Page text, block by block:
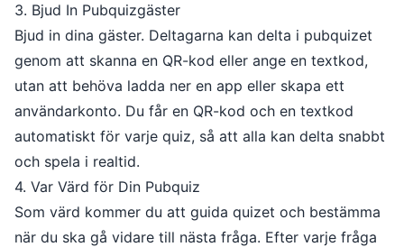
3. Bjud In Pubquizgäster
Bjud in dina gäster. Deltagarna kan delta i pubquizet
genom att skanna en QR-kod eller ange en textkod,
utan att behöva ladda ner en app eller skapa ett
användarkonto. Du får en QR-kod och en textkod
automatiskt för varje quiz, så att alla kan delta snabbt
och spela i realtid.
4. Var Värd för Din Pubquiz
Som värd kommer du att guida quizet och bestämma
när du ska gå vidare till nästa fråga. Efter varje fråga